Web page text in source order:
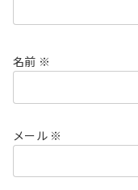
名前 ※
メール ※